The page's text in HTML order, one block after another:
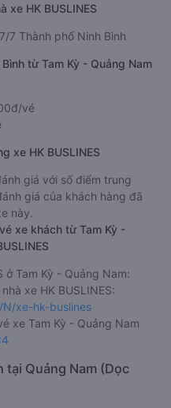
xe HK BUSLINES
7 Thành phố Ninh Bình
từ Tam Kỳ - Quảng Nam
vé
xe HK BUSLINES
giá với số điểm trung
giá của khách hàng đã
này.
xe khách từ Tam Kỳ -
ở Tam Kỳ - Quảng Nam:
xe HK BUSLINES:
xe-hk-buslines
xe Tam Kỳ - Quảng Nam
tại Quảng Nam (Dọc